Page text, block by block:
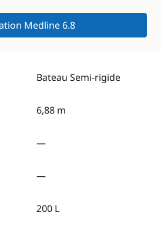
Medline 6.8
Bateau Semi-rigide
6,88 m
—
—
200 L